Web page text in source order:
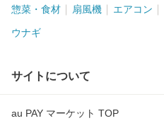
惣菜・食材 扇風機 エアコン
ウナギ
サイトについて
au PAY マーケット TOP